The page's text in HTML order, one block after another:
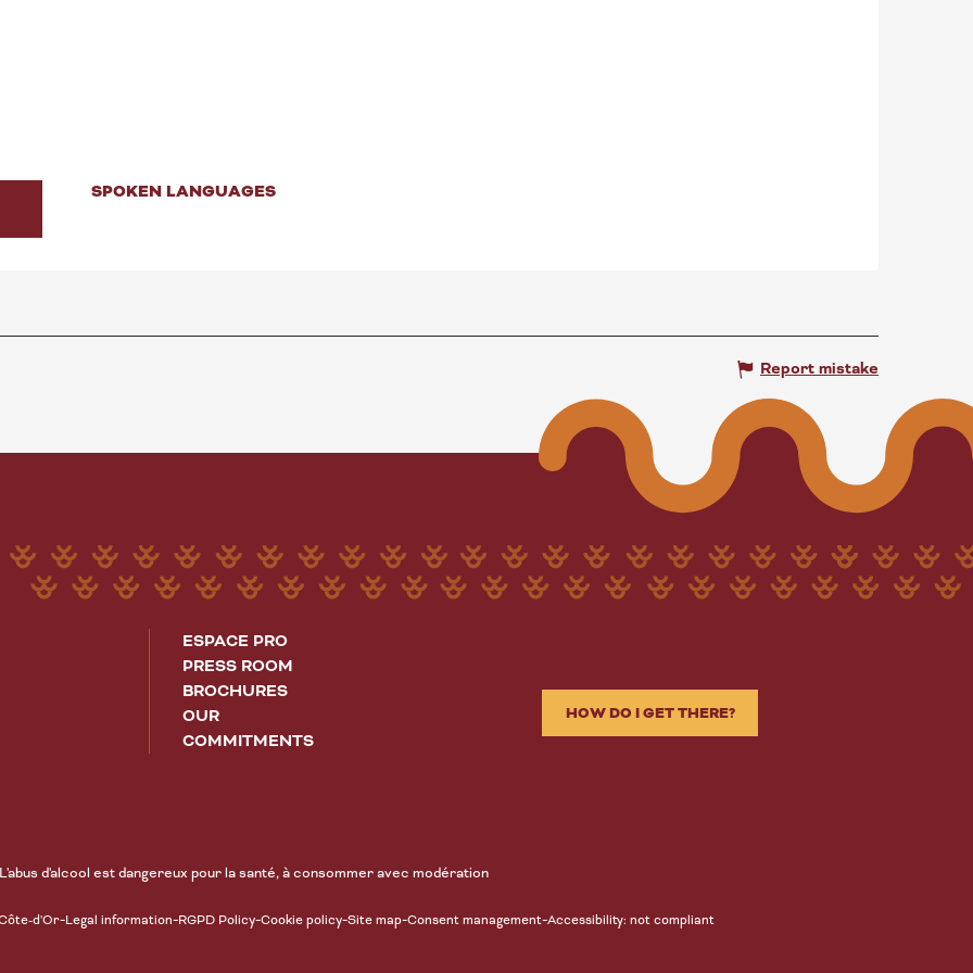
SPOKEN LANGUAGES
SPOKEN LANGUAGES
Report mistake
ESPACE PRO
PRESS ROOM
BROCHURES
OUR
COMMITMENTS
HOW DO I GET THERE?
d'alcool est dangereux pour la santé, à consommer avec modération
d'Or-Legal information-RGPD Policy-Cookie policy-Site map-Consent management-Accessibility: not compliant